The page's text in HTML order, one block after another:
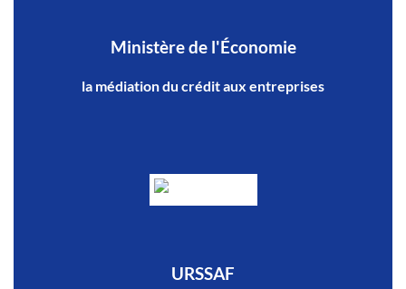
Ministère de l'Économie
la médiation du crédit aux entreprises
URSSAF